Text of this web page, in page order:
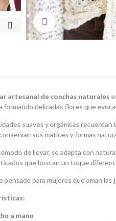
Ampliar
artesanal de conchas naturales
formando delicadas flores que
suaves y orgánicas recuerdan
sus matices y formas
de llevar, se adapta con
que buscan un toque
pensado para mujeres que aman las
a mano